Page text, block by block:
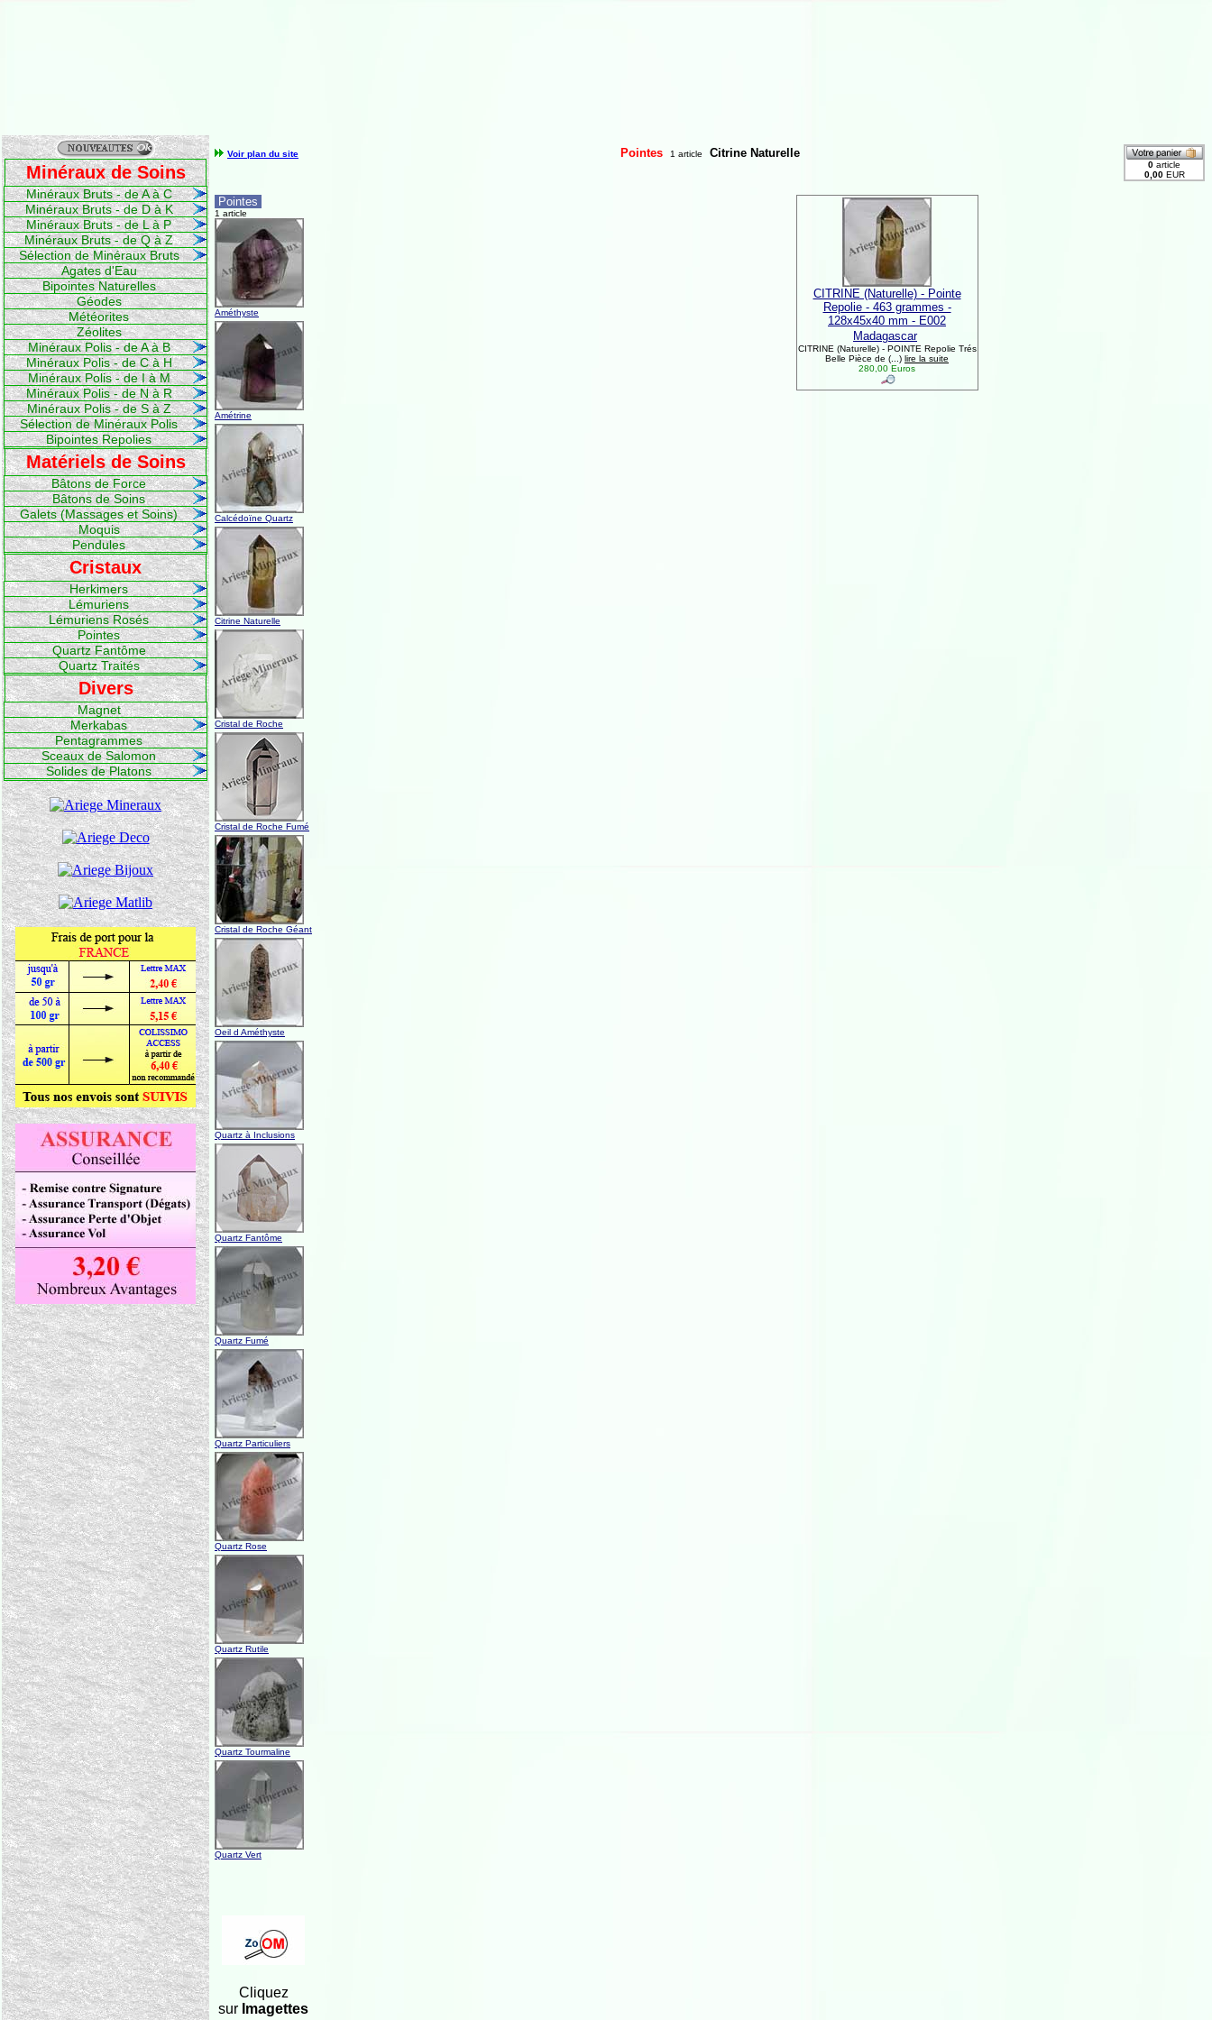
Minéraux de Soins
Minéraux Bruts - de A à C
Minéraux Bruts - de D à K
Minéraux Bruts - de L à P
Minéraux Bruts - de Q à Z
Sélection de Minéraux Bruts
Agates d'Eau
Bipointes Naturelles
Géodes
Météorites
Zéolites
Minéraux Polis - de A à B
Minéraux Polis - de C à H
Minéraux Polis - de I à M
Minéraux Polis - de N à R
Minéraux Polis - de S à Z
Sélection de Minéraux Polis
Bipointes Repolies
Matériels de Soins
Bâtons de Force
Bâtons de Soins
Galets (Massages et Soins)
Moquis
Pendules
Cristaux
Herkimers
Lémuriens
Lémuriens Rosés
Pointes
Quartz Fantôme
Quartz Traités
Divers
Magnet
Merkabas
Pentagrammes
Sceaux de Salomon
Solides de Platons
Voir plan du site Pointes 1 article Citrine Naturelle
Pointes
1 article
Améthyste
Amétrine
Calcédoïne Quartz
Citrine Naturelle
Cristal de Roche
Cristal de Roche Fumé
Cristal de Roche Géant
Oeil d Améthyste
Quartz à Inclusions
Quartz Fantôme
Quartz Fumé
Quartz Particuliers
Quartz Rose
Quartz Rutile
Quartz Tourmaline
Quartz Vert
Cliquez
sur Imagettes
CITRINE (Naturelle) - Pointe
Repolie - 463 grammes -
128x45x40 mm - E002
Madagascar
CITRINE (Naturelle) - POINTE Repolie Trés
Belle Pièce de (...) lire la suite
280,00 Euros